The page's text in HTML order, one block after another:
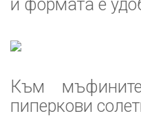
и формата е
Към
пиперкови